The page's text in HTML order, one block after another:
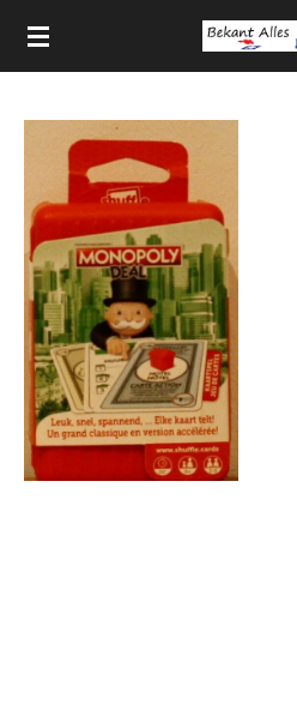
Ga
direct
hoofdinhoud